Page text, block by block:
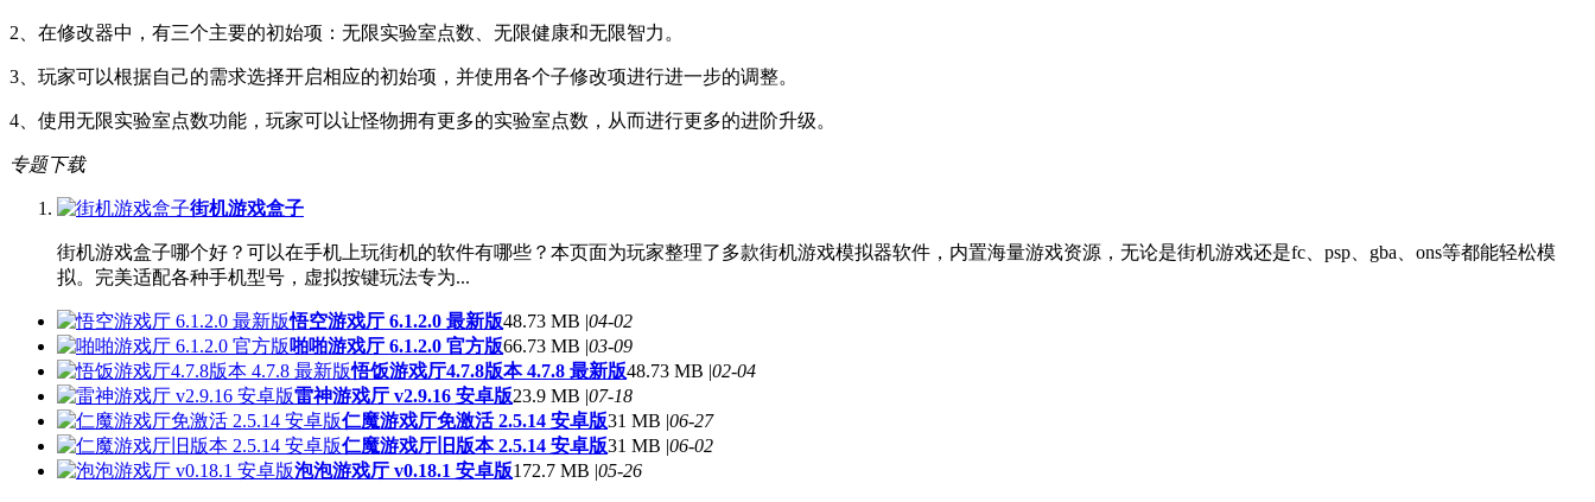
2、在修改器中，有三个主要的初始项：无限实验室点数、无限健康和无限智力。
3、玩家可以根据自己的需求选择开启相应的初始项，并使用各个子修改项进行进一步的调整。
4、使用无限实验室点数功能，玩家可以让怪物拥有更多的实验室点数，从而进行更多的进阶升级。
专题下载
街机游戏盒子
街机游戏盒子哪个好？可以在手机上玩街机的软件有哪些？本页面为玩家整理了多款街机游戏模拟器软件，内置海量游戏资源，无论是街机游戏还是fc、psp、gba、ons等都能轻松模
拟。完美适配各种手机型号，虚拟按键玩法专为...
悟空游戏厅 6.1.2.0 最新版48.73 MB |04-02
啪啪游戏厅 6.1.2.0 官方版66.73 MB |03-09
悟饭游戏厅4.7.8版本 4.7.8 最新版48.73 MB |02-04
雷神游戏厅 v2.9.16 安卓版23.9 MB |07-18
仁魔游戏厅免激活 2.5.14 安卓版31 MB |06-27
仁魔游戏厅旧版本 2.5.14 安卓版31 MB |06-02
泡泡游戏厅 v0.18.1 安卓版172.7 MB |05-26